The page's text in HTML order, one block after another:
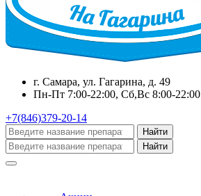
г. Самара, ул. Гагарина, д. 49
Пн-Пт 7:00-22:00, Сб,Вс 8:00-22:00
+7(846)379-20-14
Найти
Найти